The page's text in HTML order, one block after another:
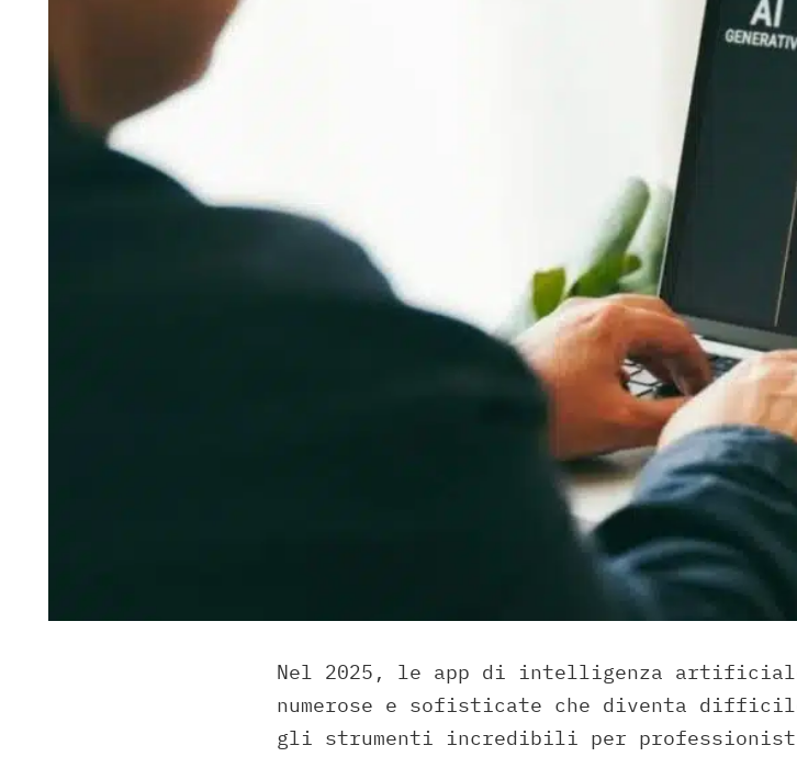
Nel 2025, le app di intelligenza artificiale
numerose e sofisticate che diventa
gli strumenti incredibili per